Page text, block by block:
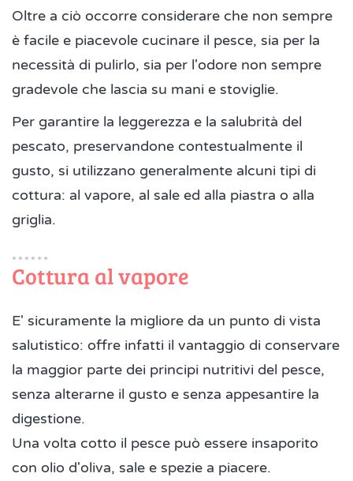
Oltre a ciò occorre considerare che non sempre
è facile e piacevole cucinare il pesce, sia per la
necessità di pulirlo, sia per l'odore non sempre
gradevole che lascia su mani e stoviglie.
Per garantire la leggerezza e la salubrità del
pescato, preservandone contestualmente il
gusto, si utilizzano generalmente alcuni tipi di
cottura: al vapore, al sale ed alla piastra o alla
griglia.
Cottura al vapore
E' sicuramente la migliore da un punto di vista
salutistico: offre infatti il vantaggio di conservare
la maggior parte dei principi nutritivi del pesce,
senza alterarne il gusto e senza appesantire la
digestione.
Una volta cotto il pesce può essere insaporito
con olio d'oliva, sale e spezie a piacere.